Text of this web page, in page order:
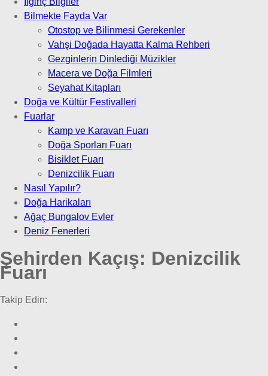
Bilmekte Fayda Var
Otostop ve Bilinmesi Gerekenler
Vahşi Doğada Hayatta Kalma Rehberi
Gezginlerin Dinlediği Müzikler
Macera ve Doğa Filmleri
Seyahat Kitapları
Doğa ve Kültür Festivalleri
Fuarlar
Kamp ve Karavan Fuarı
Doğa Sporları Fuarı
Bisiklet Fuarı
Denizcilik Fuarı
Nasıl Yapılır?
Doğa Harikaları
Ağaç Bungalov Evler
Deniz Fenerleri
Şehirden Kaçış: Denizcilik
Fuarı
Takip Edin: